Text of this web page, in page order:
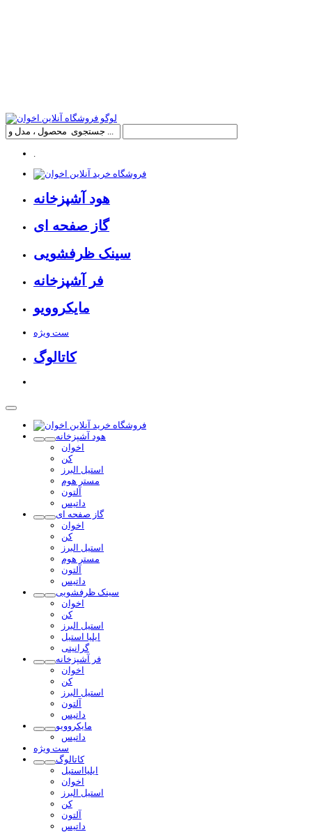
.
هود آشپزخانه
گاز صفحه ای
سینک ظرفشویی
فر آشپزخانه
مایکروویو
ست ویژه
کاتالوگ
هود آشپزخانه
اخوان
کن
استیل البرز
مستر هوم
آلتون
داتیس
گاز صفحه ای
اخوان
کن
استیل البرز
مستر هوم
آلتون
داتیس
سینک ظرفشویی
اخوان
کن
استیل البرز
ایلیا استیل
گرانیتی
فر آشپزخانه
اخوان
کن
استیل البرز
آلتون
داتیس
مایکروویو
داتیس
ست ویژه
کاتالوگ
ایلیااستیل
اخوان
استیل البرز
کن
آلتون
داتیس